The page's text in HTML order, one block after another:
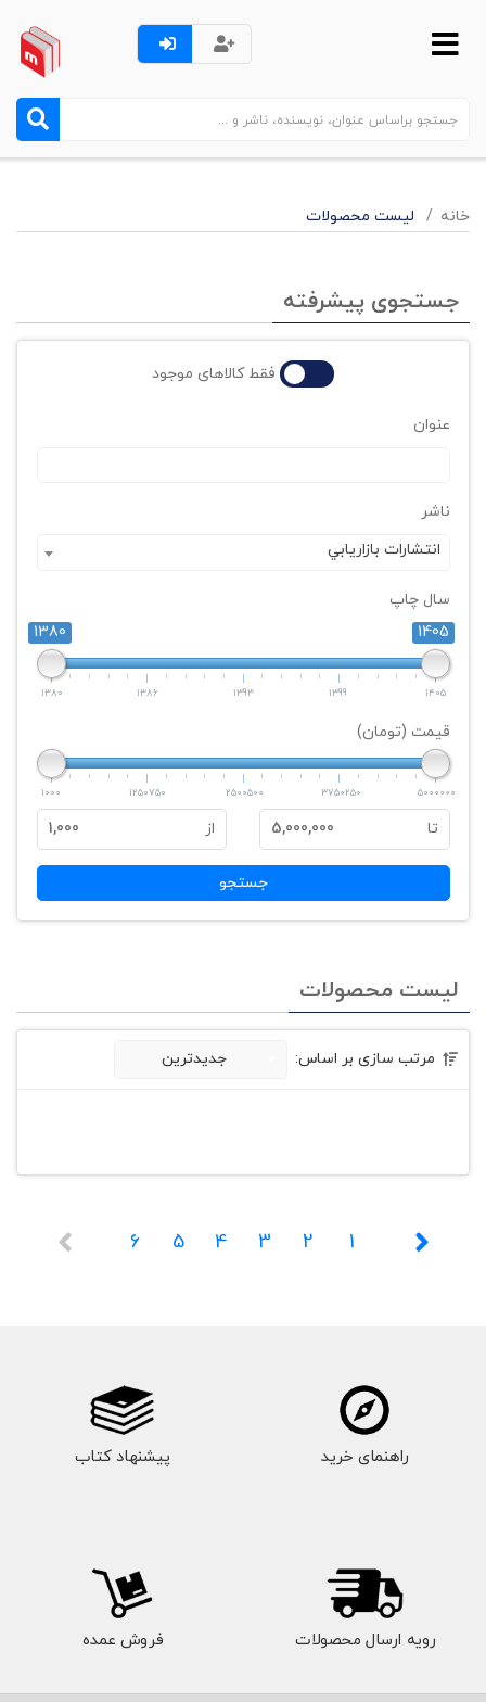
خانه لیست محصولات
جستجوی پیشرفته
فقط کالاهای موجود
عنوان
ناشر
انتشارات بازاريابي
سال چاپ
1380
1405
1380 1386 1393 1399 1405
قیمت (تومان)
1000 1250750 2500500 3750250 5000000
تا 5,000,000 از 1,000
جستجو
لیست محصولات
مرتب سازی بر اساس: جدیدترین
1
2
3
4
5
6
راهنمای خرید پیشنهاد کتاب
رویه ارسال محصولات فروش عمده